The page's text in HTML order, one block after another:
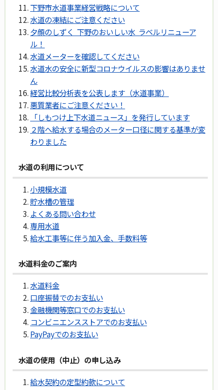
下野市水道事業経営戦略について
水道の凍結にご注意ください
夕顔のしずく 下野のおいしい水 ラベルリニューア
ル！
水道メーターを確認してください
水道水の安全に新型コロナウイルスの影響はありませ
ん
経営比較分析表を公表します（水道事業）
悪質業者にご注意ください！
「しもつけ上下水道ニュース」を発行しています
２階へ給水する場合のメーター口径に関する基準が変
わりました
水道の利用について
小規模水道
貯水槽の管理
よくある問い合わせ
専用水道
給水工事等に伴う加入金、手数料等
水道料金のご案内
水道料金
口座振替でのお支払い
金融機関等窓口でのお支払い
コンビニエンスストアでのお支払い
PayPayでのお支払い
水道の使用（中止）の申し込み
給水契約の定型約款について